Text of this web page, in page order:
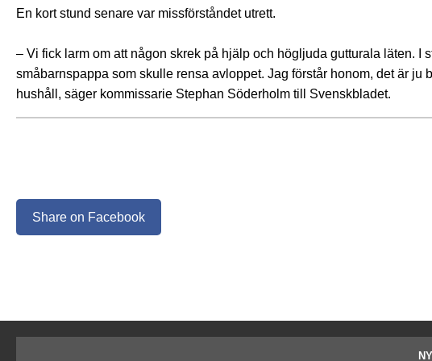
En kort stund senare var missförståndet utrett.
– Vi fick larm om att någon skrek på hjälp och högljuda gutturala läten. I
småbarnspappa som skulle rensa avloppet. Jag förstår honom, det är ju
hushåll, säger kommissarie Stephan Söderholm till Svenskbladet.
Share on Facebook